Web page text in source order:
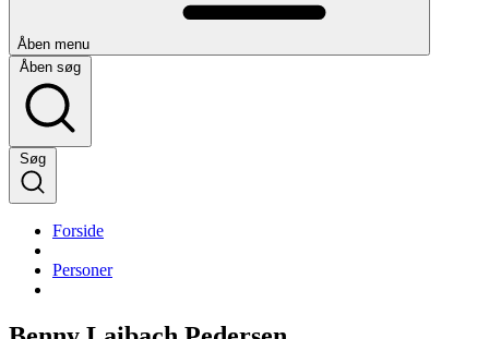
Åben menu
Åben søg
Søg
Forside
Personer